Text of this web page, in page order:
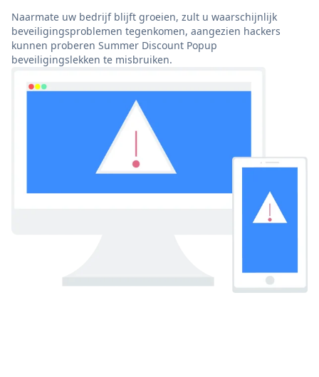
Naarmate uw bedrijf blijft groeien, zult u waarschijnlijk
beveiligingsproblemen tegenkomen, aangezien hackers
kunnen proberen Summer Discount Popup
beveiligingslekken te misbruiken.